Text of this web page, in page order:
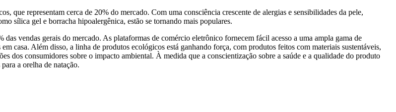
que representam cerca de 20% do mercado. Com uma consciência crescente de alergias e sensibilidades da pele,
sílica gel e borracha hipoalergênica, estão se tornando mais populares.
vendas gerais do mercado. As plataformas de comércio eletrônico fornecem fácil acesso a uma ampla gama de
casa. Além disso, a linha de produtos ecológicos está ganhando força, com produtos feitos com materiais sustentáveis,
dos consumidores sobre o impacto ambiental. À medida que a conscientização sobre a saúde e a qualidade do produto
a orelha de natação.